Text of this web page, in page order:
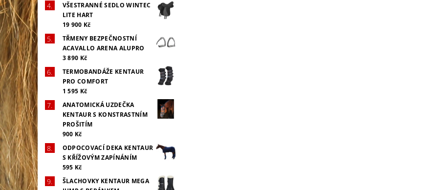
VŠESTRANNÉ SEDLO WINTEC
LITE HART
19 900 Kč
TŘMENY BEZPEČNOSTNÍ
ACAVALLO ARENA ALUPRO
3 890 Kč
TERMOBANDÁŽE KENTAUR
PRO COMFORT
1 595 Kč
ANATOMICKÁ UZDEČKA
KENTAUR S KONSTRASTNÍM
PROŠITÍM
900 Kč
ODPOCOVACÍ DEKA KENTAUR
S KŘÍŽOVÝM ZAPÍNÁNÍM
595 Kč
ŠLACHOVKY KENTAUR MEGA